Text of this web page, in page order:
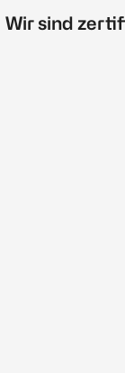
Wir sind